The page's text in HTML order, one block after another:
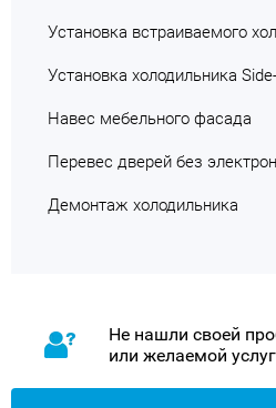
Установка встраиваемого
Установка холодильника
Навес мебельного фасада
Перевес дверей без
Демонтаж холодильника
Не нашли своей
или желаемой